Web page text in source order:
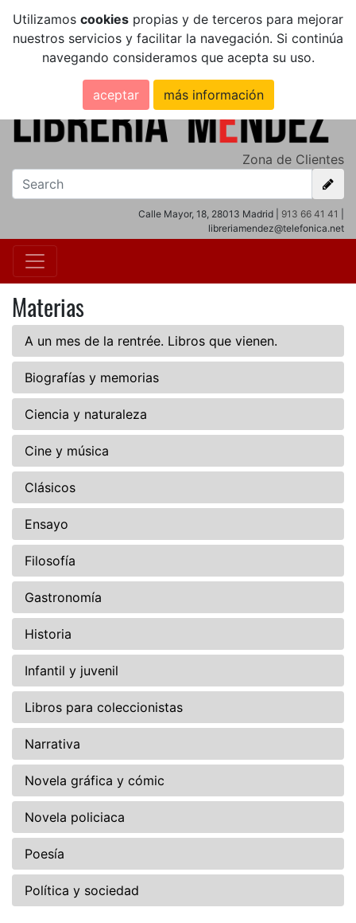
Utilizamos cookies propias y de terceros para mejorar
nuestros servicios y facilitar la navegación. Si continúa
navegando consideramos que acepta su uso.
aceptar más información
Zona de Clientes
Calle Mayor, 18, 28013 Madrid | 913 66 41 41
libreriamendez@telefonica.net
Materias
A un mes de la rentrée. Libros que vienen.
Biografías y memorias
Ciencia y naturaleza
Cine y música
Clásicos
Ensayo
Filosofía
Gastronomía
Historia
Infantil y juvenil
Libros para coleccionistas
Narrativa
Novela gráfica y cómic
Novela policiaca
Poesía
Política y sociedad